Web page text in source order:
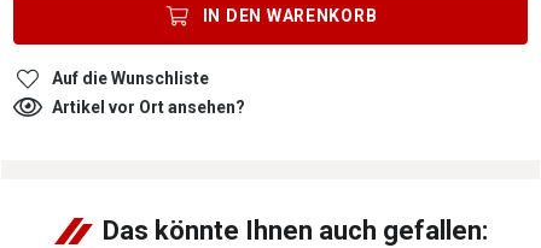
IN DEN WARENKORB
Auf die Wunschliste
Artikel vor Ort ansehen?
Das könnte Ihnen auch gefallen: